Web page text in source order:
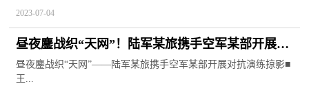
2023-07-04
昼夜鏖战织“天网”！陆军某旅携手空军某部开展对
抗演练
昼夜鏖战织“天网”——陆军某旅携手空军某部开展对抗演练掠影■
王...